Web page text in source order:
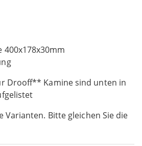
400x178x30mm
Drooff** Kamine sind unten in
Varianten. Bitte gleichen Sie die